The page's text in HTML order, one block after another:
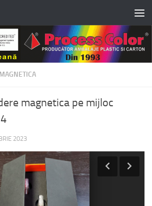
magnetica pe mijloc
2023